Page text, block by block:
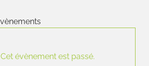
Cet évènement est passé.